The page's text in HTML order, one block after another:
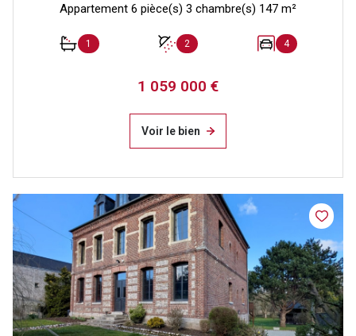
Appartement 6 pièce(s) 3 chambre(s) 147 m²
1 2 4
1 059 000 €
Voir le bien